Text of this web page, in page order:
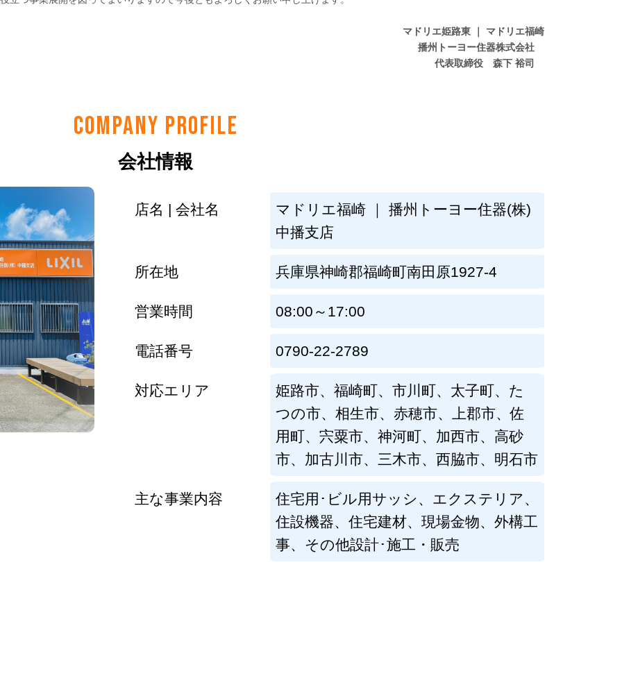
COMPANY PROFILE
会社情報
店名 | 会社名
マドリエ福崎 ｜ 播州トーヨー住器(株)
中播支店
所在地 兵庫県神崎郡福崎町南田原1927-4
営業時間 08:00～17:00
電話番号 0790-22-2789
対応エリア
姫路市、福崎町、市川町、太子町、た
つの市、相生市、赤穂市、上郡市、佐
用町、宍粟市、神河町、加西市、高砂
市、加古川市、三木市、西脇市、明石市
主な事業内容
住宅用･ビル用サッシ、エクステリア、
住設機器、住宅建材、現場金物、外構工
事、その他設計･施工・販売